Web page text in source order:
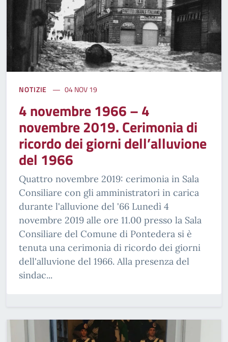
NOTIZIE 04 NOV 19
4 novembre 1966 – 4
novembre 2019. Cerimonia di
ricordo dei giorni dell’alluvione
del 1966
Quattro novembre 2019: cerimonia in Sala
Consiliare con gli amministratori in carica
durante l'alluvione del '66 Lunedì 4
novembre 2019 alle ore 11.00 presso la Sala
Consiliare del Comune di Pontedera si è
tenuta una cerimonia di ricordo dei giorni
dell'alluvione del 1966. Alla presenza del
sindac...